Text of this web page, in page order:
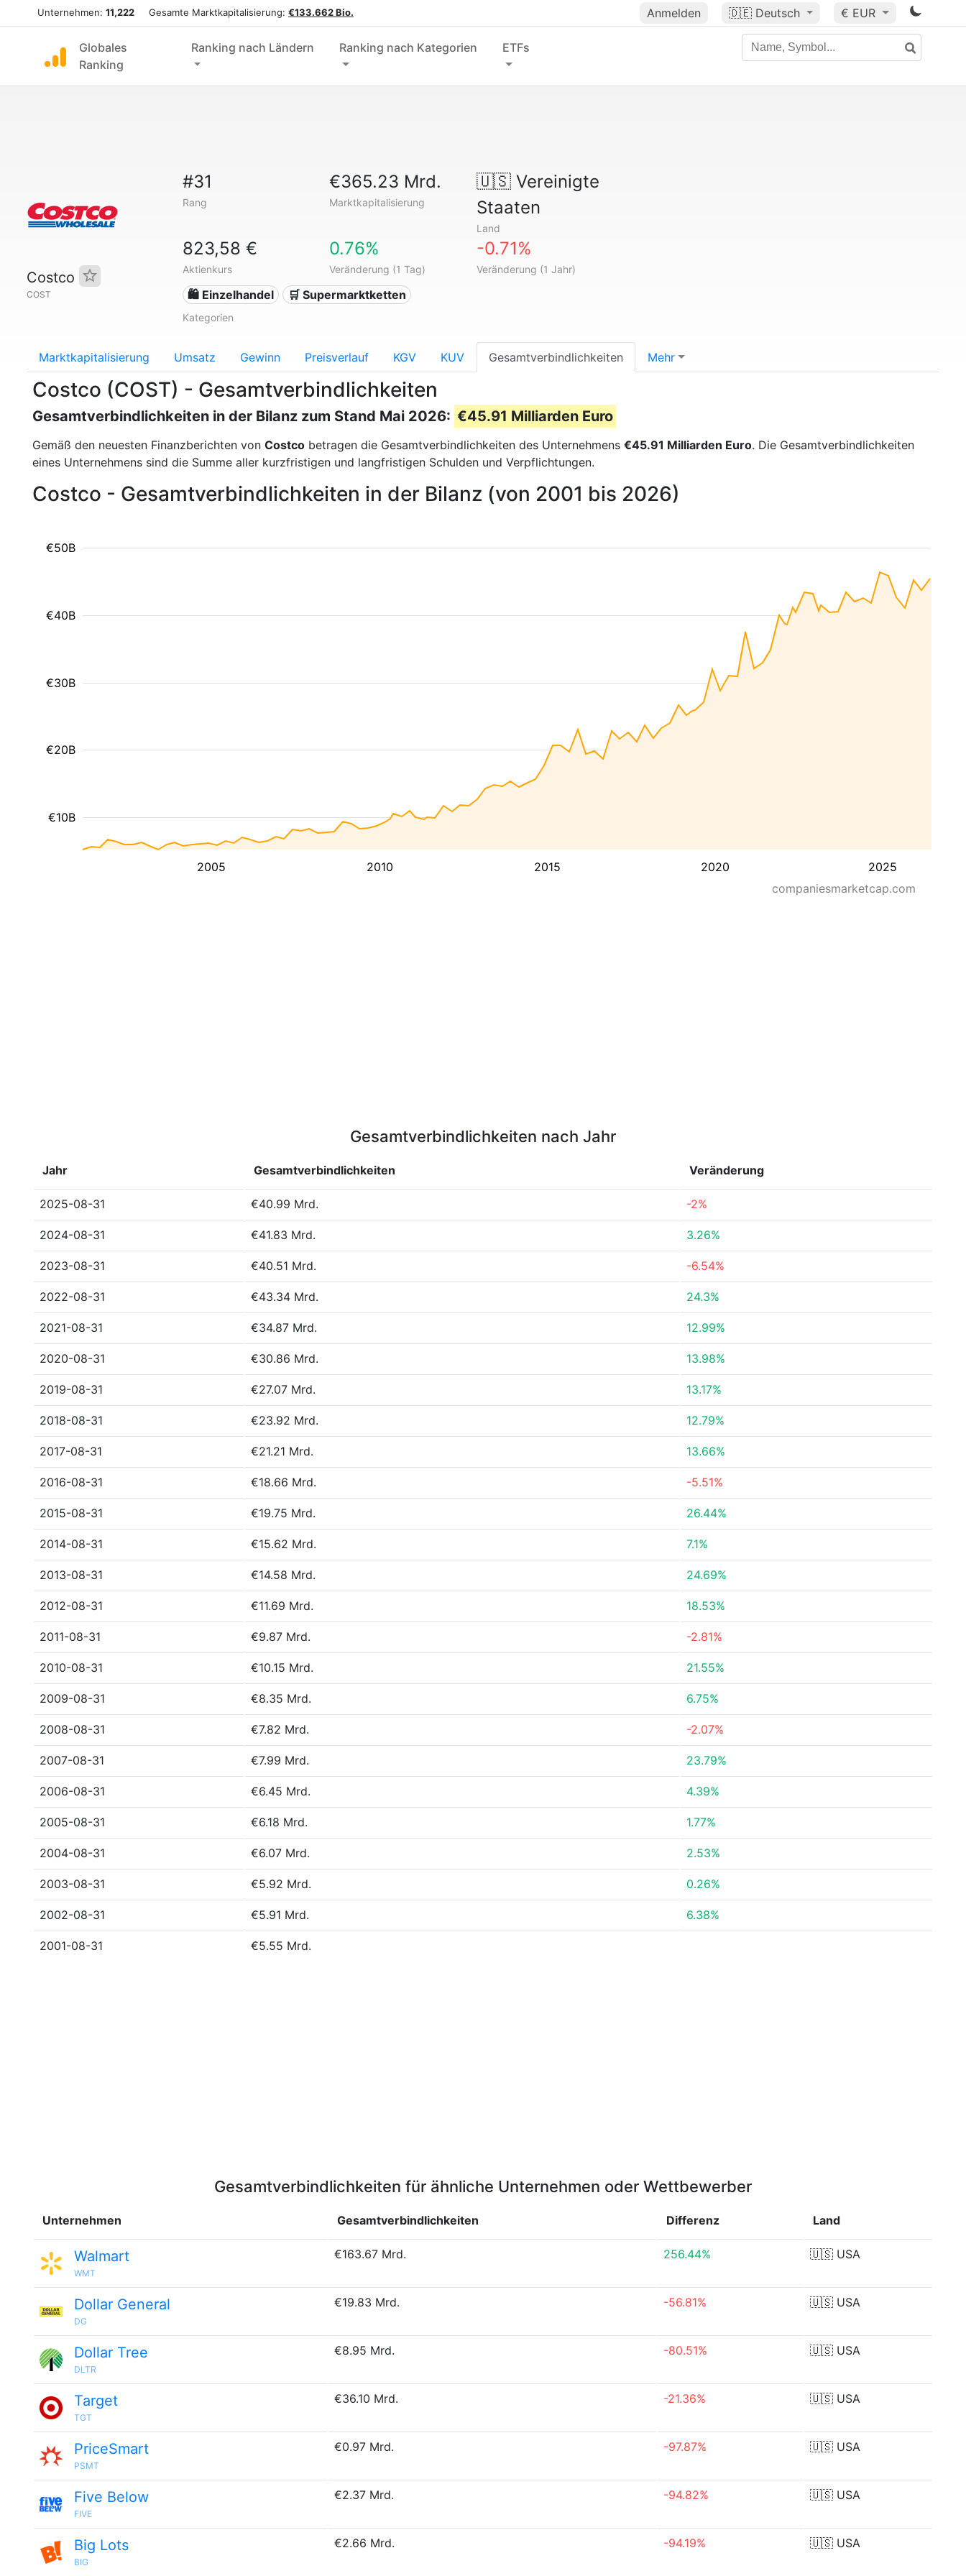
Unternehmen: 11,222 Gesamte Marktkapitalisierung: €133.662 Bio. Anmelden 🇩🇪 Deutsch € EUR
Globales
Ranking
Ranking nach Ländern Ranking nach Kategorien ETFs
Costco
COST
#31
Rang
€365.23 Mrd.
Marktkapitalisierung
🇺🇸Vereinigte
Staaten
Land
823,58 €
Aktienkurs
0.76%
Veränderung (1 Tag)
-0.71%
Veränderung (1 Jahr)
🛍️ Einzelhandel 🛒 Supermarktketten
Kategorien
Marktkapitalisierung Umsatz Gewinn Preisverlauf KGV KUV Gesamtverbindlichkeiten Mehr
Costco (COST) - Gesamtverbindlichkeiten
Gesamtverbindlichkeiten in der Bilanz zum Stand Mai 2026: €45.91 Milliarden Euro
Gemäß den neuesten Finanzberichten von Costco betragen die Gesamtverbindlichkeiten des Unternehmens €45.91 Milliarden Euro. Die Gesamtverbindlichkeiten
eines Unternehmens sind die Summe aller kurzfristigen und langfristigen Schulden und Verpflichtungen.
Costco - Gesamtverbindlichkeiten in der Bilanz (von 2001 bis 2026)
2005 2010 2015 2020 2025
€10B
€20B
€30B
€40B
€50B
companiesmarketcap.com
Gesamtverbindlichkeiten nach Jahr
Jahr Gesamtverbindlichkeiten Veränderung
2025-08-31 €40.99 Mrd. -2%
2024-08-31 €41.83 Mrd. 3.26%
2023-08-31 €40.51 Mrd. -6.54%
2022-08-31 €43.34 Mrd. 24.3%
2021-08-31 €34.87 Mrd. 12.99%
2020-08-31 €30.86 Mrd. 13.98%
2019-08-31 €27.07 Mrd. 13.17%
2018-08-31 €23.92 Mrd. 12.79%
2017-08-31 €21.21 Mrd. 13.66%
2016-08-31 €18.66 Mrd. -5.51%
2015-08-31 €19.75 Mrd. 26.44%
2014-08-31 €15.62 Mrd. 7.1%
2013-08-31 €14.58 Mrd. 24.69%
2012-08-31 €11.69 Mrd. 18.53%
2011-08-31 €9.87 Mrd. -2.81%
2010-08-31 €10.15 Mrd. 21.55%
2009-08-31 €8.35 Mrd. 6.75%
2008-08-31 €7.82 Mrd. -2.07%
2007-08-31 €7.99 Mrd. 23.79%
2006-08-31 €6.45 Mrd. 4.39%
2005-08-31 €6.18 Mrd. 1.77%
2004-08-31 €6.07 Mrd. 2.53%
2003-08-31 €5.92 Mrd. 0.26%
2002-08-31 €5.91 Mrd. 6.38%
2001-08-31 €5.55 Mrd.
Gesamtverbindlichkeiten für ähnliche Unternehmen oder Wettbewerber
Unternehmen Gesamtverbindlichkeiten Differenz Land
Walmart
WMT
€163.67 Mrd. 256.44% 🇺🇸 USA
Dollar General
DG
€19.83 Mrd. -56.81% 🇺🇸 USA
Dollar Tree
DLTR
€8.95 Mrd. -80.51% 🇺🇸 USA
Target
TGT
€36.10 Mrd. -21.36% 🇺🇸 USA
PriceSmart
PSMT
€0.97 Mrd. -97.87% 🇺🇸 USA
Five Below
FIVE
€2.37 Mrd. -94.82% 🇺🇸 USA
Big Lots
BIG
€2.66 Mrd. -94.19% 🇺🇸 USA